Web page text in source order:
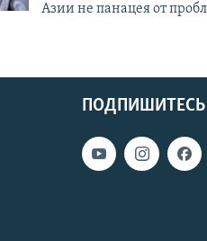
Азии не панацея от
ПОДПИШИТЕСЬ